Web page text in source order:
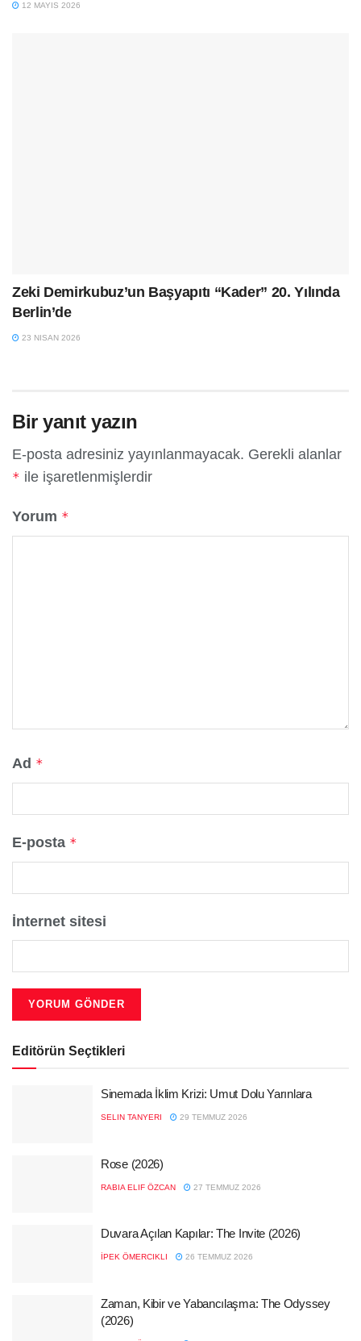
12 MAYIS 2026
Zeki Demirkubuz’un Başyapıtı “Kader” 20. Yılında
Berlin’de
23 NISAN 2026
Bir yanıt yazın
E-posta adresiniz yayınlanmayacak. Gerekli alanlar
* ile işaretlenmişlerdir
Yorum *
Ad *
E-posta *
İnternet sitesi
Editörün Seçtikleri
Sinemada İklim Krizi: Umut Dolu Yarınlara
SELIN TANYERI 29 TEMMUZ 2026
Rose (2026)
RABIA ELIF ÖZCAN 27 TEMMUZ 2026
Duvara Açılan Kapılar: The Invite (2026)
İPEK ÖMERCIKLI 26 TEMMUZ 2026
Zaman, Kibir ve Yabancılaşma: The Odyssey
(2026)